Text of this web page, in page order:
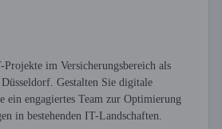
im Versicherungsbereich als
Gestalten Sie digitale
ein engagiertes Team zur Optimierung
in bestehenden IT-Landschaften.